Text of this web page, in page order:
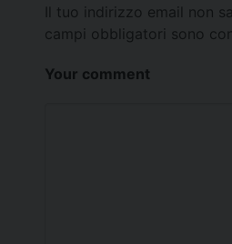
Il tuo indirizzo email non
campi obbligatori sono
Your comment